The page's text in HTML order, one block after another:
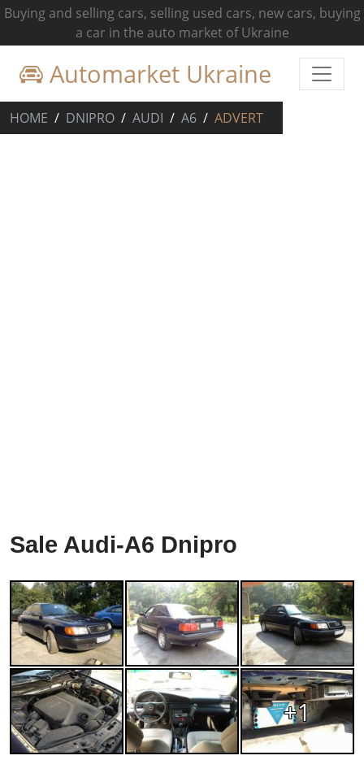
Buying and selling cars, selling used cars, new cars, buying
a car in the auto market of Ukraine
Automarket Ukraine
HOME DNIPRO AUDI A6 ADVERT
Sale Audi-A6 Dnipro
+1